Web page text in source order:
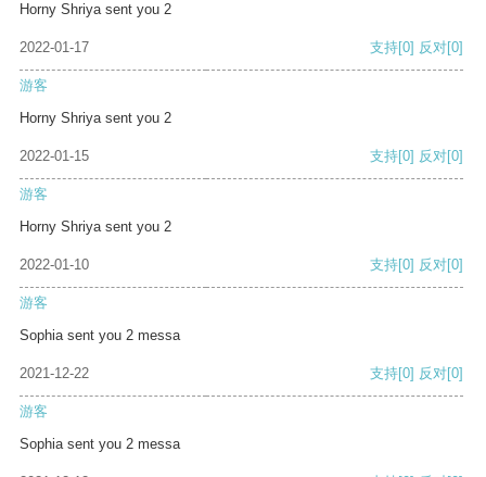
Horny Shriya sent you 2
2022-01-17 支持[0] 反对[0]
游客
Horny Shriya sent you 2
2022-01-15 支持[0] 反对[0]
游客
Horny Shriya sent you 2
2022-01-10 支持[0] 反对[0]
游客
Sophia sent you 2 messa
2021-12-22 支持[0] 反对[0]
游客
Sophia sent you 2 messa